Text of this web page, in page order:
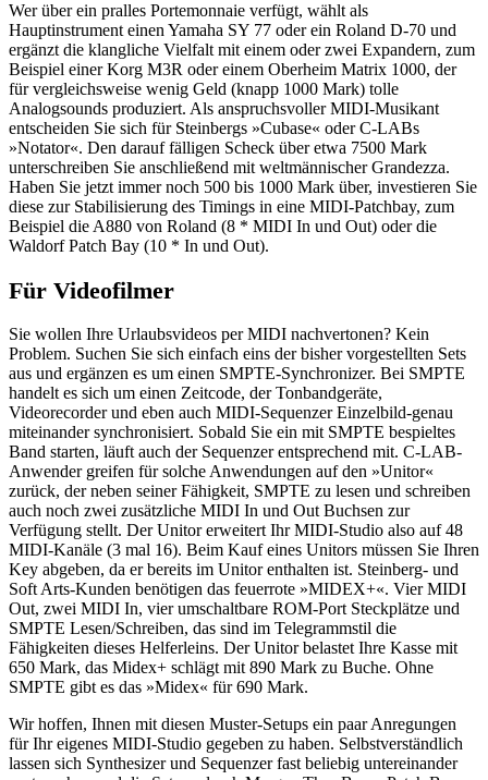
Wer über ein pralles Portemonnaie verfügt, wählt als
Hauptinstrument einen Yamaha SY 77 oder ein Roland D-70 und
ergänzt die klangliche Vielfalt mit einem oder zwei Expandern, zum
Beispiel einer Korg M3R oder einem Oberheim Matrix 1000, der
für vergleichsweise wenig Geld (knapp 1000 Mark) tolle
Analogsounds produziert. Als anspruchsvoller MIDI-Musikant
entscheiden Sie sich für Steinbergs »Cubase« oder C-LABs
»Notator«. Den darauf fälligen Scheck über etwa 7500 Mark
unterschreiben Sie anschließend mit weltmännischer Grandezza.
Haben Sie jetzt immer noch 500 bis 1000 Mark über, investieren Sie
diese zur Stabilisierung des Timings in eine MIDI-Patchbay, zum
Beispiel die A880 von Roland (8 * MIDI In und Out) oder die
Waldorf Patch Bay (10 * In und Out).
Für Videofilmer
Sie wollen Ihre Urlaubsvideos per MIDI nachvertonen? Kein
Problem. Suchen Sie sich einfach eins der bisher vorgestellten Sets
aus und ergänzen es um einen SMPTE-Synchronizer. Bei SMPTE
handelt es sich um einen Zeitcode, der Tonbandgeräte,
Videorecorder und eben auch MIDI-Sequenzer Einzelbild-genau
miteinander synchronisiert. Sobald Sie ein mit SMPTE bespieltes
Band starten, läuft auch der Sequenzer entsprechend mit. C-LAB-
Anwender greifen für solche Anwendungen auf den »Unitor«
zurück, der neben seiner Fähigkeit, SMPTE zu lesen und schreiben
auch noch zwei zusätzliche MIDI In und Out Buchsen zur
Verfügung stellt. Der Unitor erweitert Ihr MIDI-Studio also auf 48
MIDI-Kanäle (3 mal 16). Beim Kauf eines Unitors müssen Sie Ihren
Key abgeben, da er bereits im Unitor enthalten ist. Steinberg- und
Soft Arts-Kunden benötigen das feuerrote »MIDEX+«. Vier MIDI
Out, zwei MIDI In, vier umschaltbare ROM-Port Steckplätze und
SMPTE Lesen/Schreiben, das sind im Telegrammstil die
Fähigkeiten dieses Helferleins. Der Unitor belastet Ihre Kasse mit
650 Mark, das Midex+ schlägt mit 890 Mark zu Buche. Ohne
SMPTE gibt es das »Midex« für 690 Mark.
Wir hoffen, Ihnen mit diesen Muster-Setups ein paar Anregungen
für Ihr eigenes MIDI-Studio gegeben zu haben. Selbstverständlich
lassen sich Synthesizer und Sequenzer fast beliebig untereinander